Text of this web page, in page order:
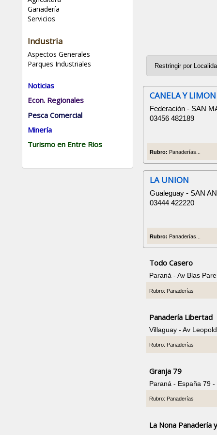
Ganadería
Servicios
Industria
Aspectos Generales
Parques Industriales
Noticias
Econ. Regionales
Pesca Comercial
Minería
Turismo en Entre Rios
CANELA Y LIMON
Federación - SAN
03456 482189
Rubro: Panaderías...
LA UNION
Gualeguay - SAN
03444 422220
Rubro: Panaderías...
Todo Casero
Paraná - Av Blas
Rubro: Panaderías
Panadería Libertad
Villaguay - Av
Rubro: Panaderías
Granja 79
Paraná - España 79
Rubro: Panaderías
La Nona Panadería